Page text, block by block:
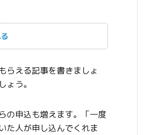
らえる記事を書きましょ
う。
の申込も増えます。「一度
た人が申し込んでくれま